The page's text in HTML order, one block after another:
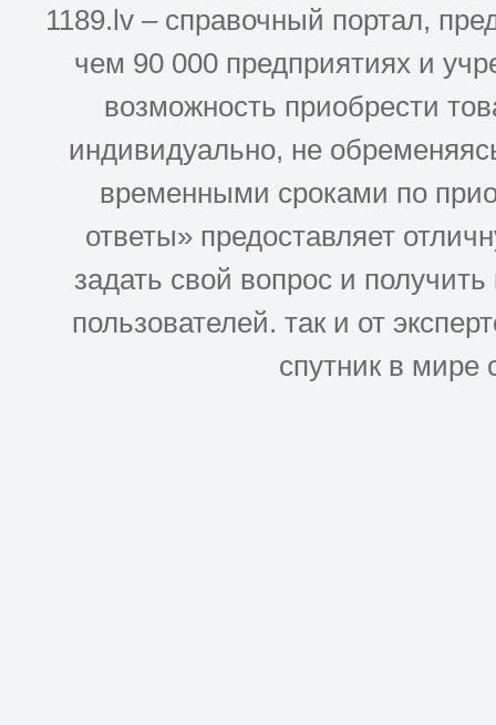
1189.lv – справочный портал,
чем 90 000 предприятиях и
возможность приобрести
индивидуально, не
временными сроками по
ответы» предоставляет
задать свой вопрос и
пользователей. так и от
спутник в